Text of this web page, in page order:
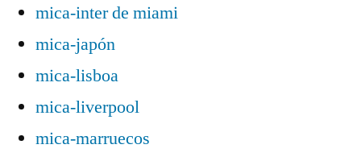
mica-inter de miami
mica-japón
mica-lisboa
mica-liverpool
mica-marruecos